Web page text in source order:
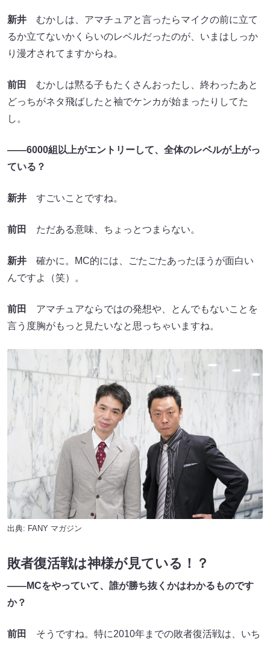
新井 むかしは、アマチュアと言ったらマイクの前に立て
るか立てないかくらいのレベルだったのが、いまはしっか
り漫才されてますからね。
前田
むかしは黙る子もたくさんおったし、終わったあと
どっちがネタ飛ばしたと袖でケンカが始まったりしてた
し。
――6000組以上がエントリーして、全体のレベルが上がっ
ている？
新井 すごいことですね。
前田 ただある意味、ちょっとつまらない。
新井 確かに。MC的には、ごたごたあったほうが面白い
んですよ（笑）。
前田
アマチュアならではの発想や、とんでもないことを
言う度胸がもっと見たいなと思っちゃいますね。
出典: FANY マガジン
敗者復活戦は神様が見ている！？
――MCをやっていて、誰が勝ち抜くかはわかるものです
か？
前田
そうですね。特に2010年までの敗者復活戦は、いち